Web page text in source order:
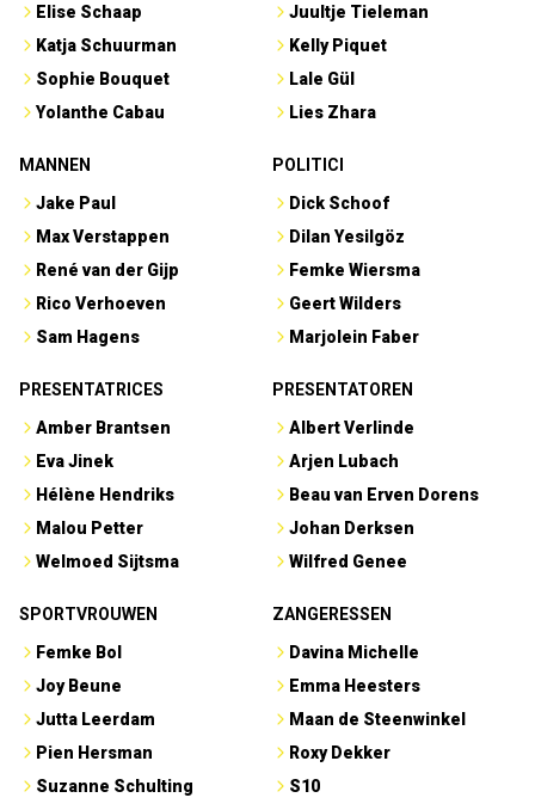
Elise Schaap
Katja Schuurman
Sophie Bouquet
Yolanthe Cabau
Juultje Tieleman
Kelly Piquet
Lale Gül
Lies Zhara
MANNEN
Jake Paul
Max Verstappen
René van der Gijp
Rico Verhoeven
Sam Hagens
POLITICI
Dick Schoof
Dilan Yesilgöz
Femke Wiersma
Geert Wilders
Marjolein Faber
PRESENTATRICES
Amber Brantsen
Eva Jinek
Hélène Hendriks
Malou Petter
Welmoed Sijtsma
PRESENTATOREN
Albert Verlinde
Arjen Lubach
Beau van Erven Dorens
Johan Derksen
Wilfred Genee
SPORTVROUWEN
Femke Bol
Joy Beune
Jutta Leerdam
Pien Hersman
Suzanne Schulting
ZANGERESSEN
Davina Michelle
Emma Heesters
Maan de Steenwinkel
Roxy Dekker
S10